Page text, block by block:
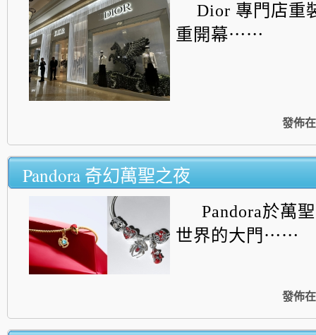
Dior 專門店重
重開幕⋯⋯
發佈在
Pandora 奇幻萬聖之夜
Pandora於萬
世界的大門⋯⋯
發佈在